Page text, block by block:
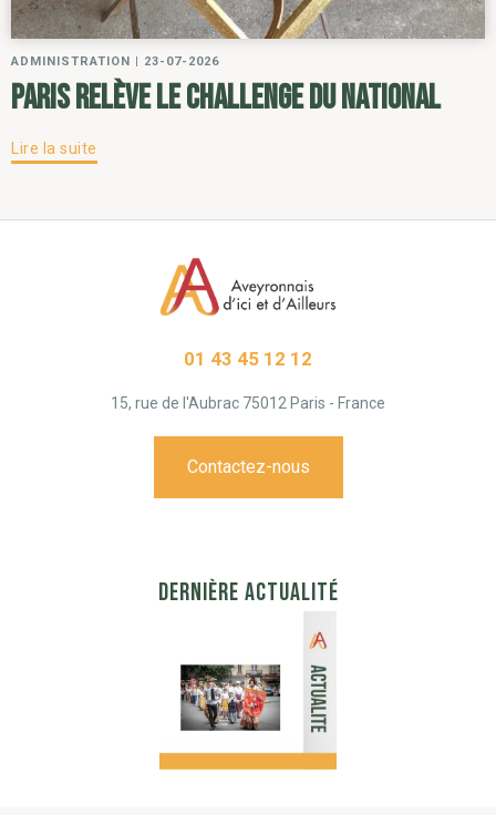
ADMINISTRATION | 23-07-2026
Paris relève le challenge du National
Lire la suite
01 43 45 12 12
15, rue de l'Aubrac 75012 Paris - France
Contactez-nous
DERNIÈRE ACTUALITÉ